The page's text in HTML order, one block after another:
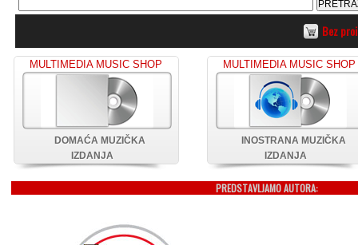
Bez
MULTIMEDIA MUSIC SHOP
DOMAĆA MUZIČKA
IZDANJA
MULTIMEDIA MUSIC SHOP
INOSTRANA MUZIČKA
IZDANJA
PREDSTAVLJAMO AUTORA: